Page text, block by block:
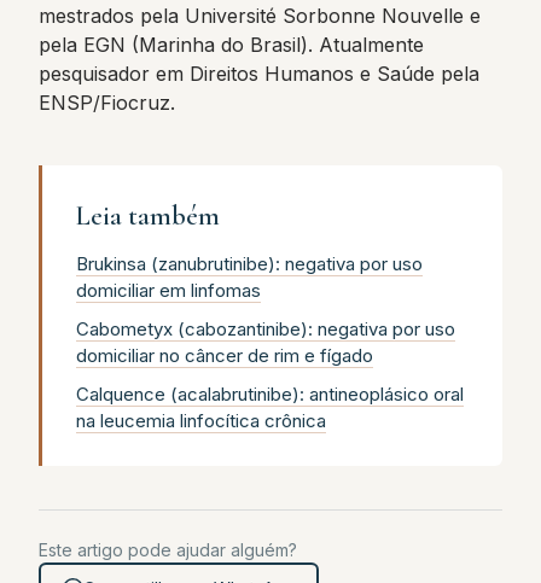
mestrados pela Université Sorbonne Nouvelle e
pela EGN (Marinha do Brasil). Atualmente
pesquisador em Direitos Humanos e Saúde pela
ENSP/Fiocruz.
Leia também
Brukinsa (zanubrutinibe): negativa por uso
domiciliar em linfomas
Cabometyx (cabozantinibe): negativa por uso
domiciliar no câncer de rim e fígado
Calquence (acalabrutinibe): antineoplásico oral
na leucemia linfocítica crônica
Este artigo pode ajudar alguém?